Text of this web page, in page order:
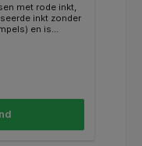
met rode inkt,
inkt zonder
en is
te allen tijde